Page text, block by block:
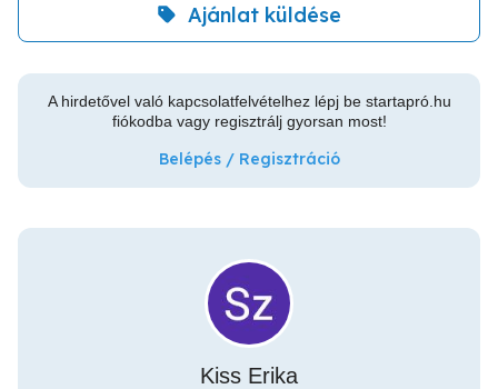
Ajánlat küldése
A hirdetővel való kapcsolatfelvételhez lépj be startapró.hu
fiókodba vagy regisztrálj gyorsan most!
Belépés / Regisztráció
Kiss Erika